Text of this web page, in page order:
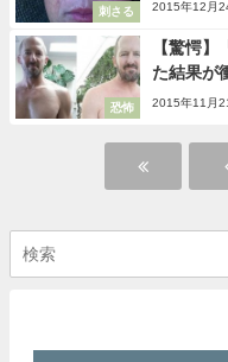
刺さる 2015年12月
恐怖
【驚愕
た結果が
2015年11月